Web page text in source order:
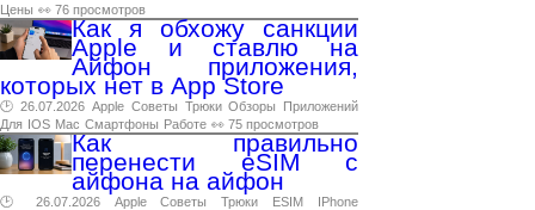
Цены 👀 76 просмотров
Как я обхожу санкции
Apple и ставлю на
Айфон приложения,
которых нет в App Store
🕑 26.07.2026 Apple Советы Трюки Обзоры
Приложений
Для IOS Mac Смартфоны Работе 👀 75 просмотров
Как правильно
перенести eSIM с
айфона на айфон
🕑 26.07.2026 Apple Советы Трюки ESIM
IPhone